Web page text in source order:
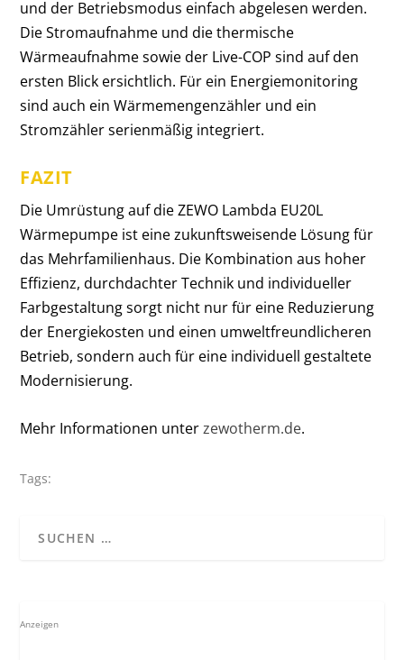
und der Betriebsmodus einfach abgelesen werden.
Die Stromaufnahme und die thermische
Wärmeaufnahme sowie der Live-COP sind auf den
ersten Blick ersichtlich. Für ein Energiemonitoring
sind auch ein Wärmemengenzähler und ein
Stromzähler serienmäßig integriert.
FAZIT
Die Umrüstung auf die ZEWO Lambda EU20L
Wärmepumpe ist eine zukunftsweisende Lösung für
das Mehrfamilienhaus. Die Kombination aus hoher
Effizienz, durchdachter Technik und individueller
Farbgestaltung sorgt nicht nur für eine Reduzierung
der Energiekosten und einen umweltfreundlicheren
Betrieb, sondern auch für eine individuell gestaltete
Modernisierung.
Mehr Informationen unterzewotherm.de.
Tags:
Anzeigen